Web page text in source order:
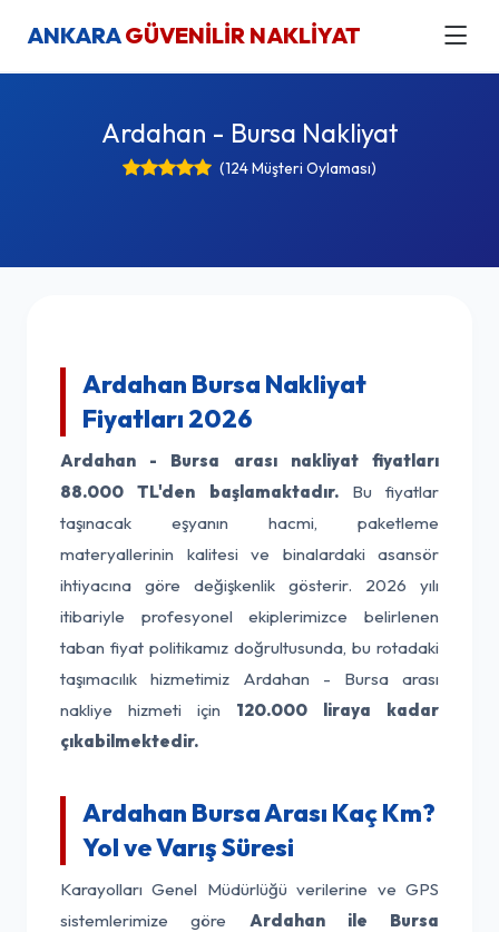
ANKARAGÜVENİLİR NAKLİYAT
Ardahan - Bursa Nakliyat
(124 Müşteri Oylaması)
Ardahan Bursa Nakliyat
Fiyatları 2026
Ardahan - Bursa arası nakliyat fiyatları
88.000 TL'den başlamaktadır.Bu fiyatlar
taşınacak eşyanın hacmi, paketleme
materyallerinin kalitesi ve binalardaki asansör
ihtiyacına göre değişkenlik gösterir. 2026 yılı
itibariyle profesyonel ekiplerimizce belirlenen
taban fiyat politikamız doğrultusunda, bu rotadaki
taşımacılık hizmetimiz Ardahan - Bursa arası
nakliye hizmeti için 120.000 liraya kadar
çıkabilmektedir.
Ardahan Bursa Arası Kaç Km?
Yol ve Varış Süresi
Karayolları Genel Müdürlüğü verilerine ve GPS
sistemlerimize göre Ardahan ile Bursa